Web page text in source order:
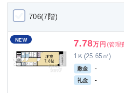
706(7階)
NEW 7.78万円 (管理
1Ｋ(25.65㎡)
敷金 -
礼金 -